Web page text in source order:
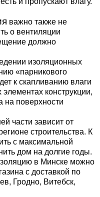
важно также не
о вентиляции
должно
изоляционных
«парникового
к скапливанию влаги
конструкции,
на поверхности
части зависит от
строительства. К
с максимальной
дом на долгие годы.
в Минске можно
с доставкой по
Гродно, Витебск,